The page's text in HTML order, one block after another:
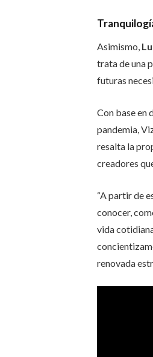
Asimismo,
trata de una
futuras
Con base en
pandemia,
resalta la
creadores
“A partir de
conocer,
vida
renovada